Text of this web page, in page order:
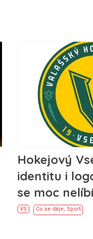
Hokejový
identitu i
se moc nelíbí
VS Co se děje, Sport